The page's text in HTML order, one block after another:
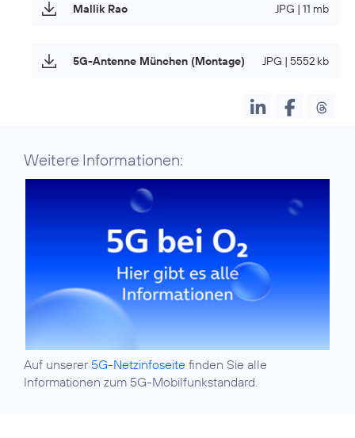
Mallik Rao JPG | 11 mb
5G-Antenne München (Montage) JPG | 5552 kb
Weitere Informationen:
Auf unserer 5G-Netzinfoseite finden Sie alle
Informationen zum 5G-Mobilfunkstandard.